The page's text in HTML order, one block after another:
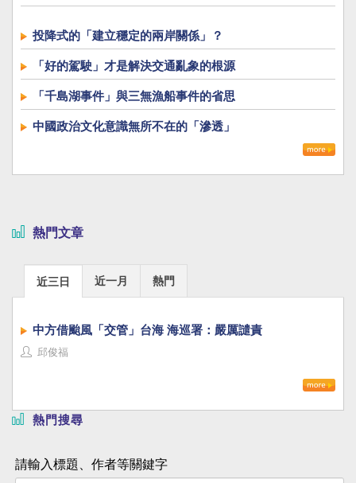
投降式的「建立穩定的兩岸關係」？
「好的駕駛」才是解決交通亂象的根源
「千島湖事件」與三無漁船事件的省思
中國政治文化意識無所不在的「滲透」
熱門文章
近三日 近一月 熱門
中方借颱風「交管」台海 海巡署：嚴厲譴責
邱俊福
熱門搜尋
請輸入標題、作者等關鍵字